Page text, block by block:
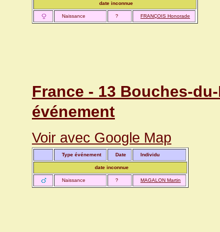
date inconnue
Naissance ? FRANÇOIS Honorade
France - 13 Bouches-
événement
Voir avec Google Map
Type événement Date Individu
date inconnue
Naissance ? MAGALON Martin